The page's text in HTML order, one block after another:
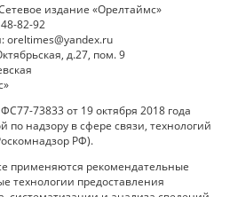
издание «Орелтаймс»
82-92
oreltimes@yandex.ru
д.27, пом. 9
73833 от 19 октября 2018 года
надзору в сфере связи, технологий
РФ).
применяются рекомендательные
технологии предоставления